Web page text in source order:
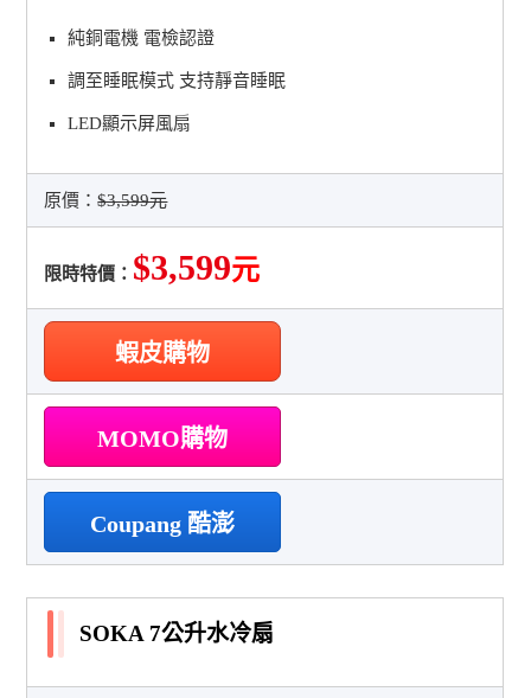
純銅電機 電檢認證
調至睡眠模式 支持靜音睡眠
LED顯示屏風扇
原價：$3,599元
限時特價： $3,599元
蝦皮購物
MOMO購物
Coupang 酷澎
SOKA 7公升水冷扇